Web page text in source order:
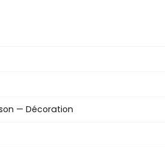
— Décoration